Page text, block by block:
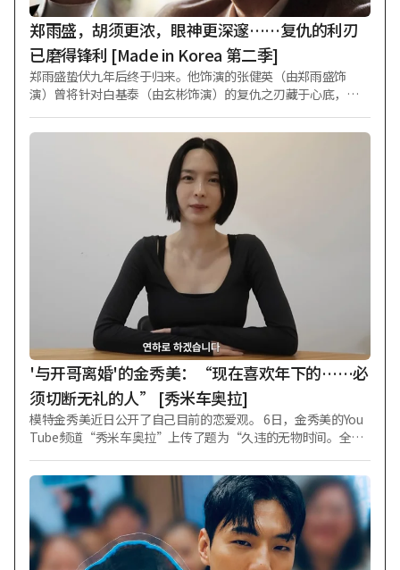
郑雨盛，胡须更浓，眼神更深邃……复仇的利刃
已磨得锋利 [Made in Korea 第二季]
郑雨盛蛰伏九年后终于归来。他饰演的张健英（由郑雨盛饰
演）曾将针对白基泰（由玄彬饰演）的复仇之刃藏于心底，如
第二季》（导演禹民镐）公开了角色剧照，预告“张健英”以
联合搜查本部特任顾问身份回归后的精彩表现。 《Made in Kor
ea 第二季》讲述九年后，怀揣更大欲望、疯狂奔走的“白基
泰”那岌岌可危的旅程，是一部黑色风格剧集。在第二季预告
片发布后引发爆炸性反响之际，该剧又公开了展现郑雨盛强烈
存在感的角色剧照。 从电影《首尔之春》《阿修罗》《王者》
《铁雨1、2》《证人》《狩猎》《保护者》，到电视剧《请告
诉我你爱我》，在诸多风格各异的作品中活跃过的郑雨盛，将
以联合搜查本部特任顾问“张健英”的身份回归。第一季中，
他以近乎疯狂的执念与“白基泰”展开激烈对峙；第二季中，
历经九年时光洗礼的“张健英”将发起反击，试图让一切回到
原点。 此次公开的角色剧照并未展现第一季中因败给“白基
泰”而被剥夺检察官职务、神情苦涩的“张健英”，而是呈现
出更加锐利冷峻的氛围。 浓密的胡须与深邃的眼神中，不仅刻
画出岁月流逝的痕迹，更承载着九年坚守的
'与开哥离婚'的金秀美：“现在喜欢年下的……必
须切断无礼的人” [秀米车奥拉]
模特金秀美近日公开了自己目前的恋爱观。 6日，金秀美的You
Tube频道“秀米车奥拉”上传了题为“久违的无物时间。全部
的多个问题。关于自己的身高和体重，她表示：“身高166厘
米，目前体重47公斤。最近瘦了一点。” 当被问及今年买到的
“宝藏好物”时，她回答是“充电宝”，并提到女儿泰伊（Tae
-i）使用得太频繁导致弄脏了。 "面对无礼地指责他人的人该如
何应对？”这一问题出现后，金秀美回答：“我觉得必须切断
那些给自己带来伤害、压力和无礼对待的人，不管对方是